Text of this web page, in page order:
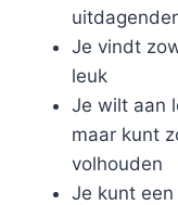
Je vindt
leuk
Je wilt aan
maar kunt
volhouden
Je kunt